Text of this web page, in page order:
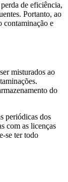
de eficiência,
Portanto, ao
contaminação e
misturados ao
do
periódicas dos
com as licenças
se ter todo